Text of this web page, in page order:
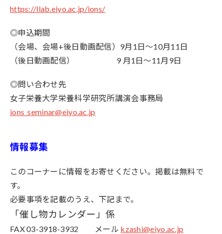
https://llab.eiyo.ac.jp/ions/
◎申込期間
（会場、会場+後日動画配信）9月1日〜10月11日
（後日動画配信） 9 月1日〜11月9日
◎問い合わせ先
女子栄養大学栄養科学研究所講演会事務局
ions_seminar@eiyo.ac.jp
情報募集
このコーナーに情報をお寄せください。掲載は無料で
す。
必要事項を記載のうえ、下記まで。
「催し物カレンダー」係
FAX 03-3918-3932 メール kzashi@eiyo.ac.jp